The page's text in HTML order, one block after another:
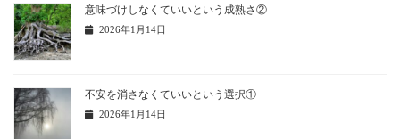
意味づけしなくていいという成熟さ②
2026年1月14日
不安を消さなくていいという選択①
2026年1月14日